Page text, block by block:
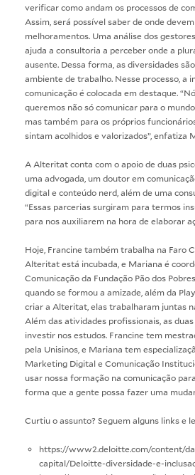
verificar como andam os processos de
Assim, será possível saber de onde
melhoramentos. Uma análise dos
ajuda a consultoria a perceber onde a
ausente. Dessa forma, as diversidades
ambiente de trabalho. Nesse processo, a
comunicação é colocada em destaque.
queremos não só comunicar para o
mas também para os próprios
sintam acolhidos e valorizados”, enfatiza
A Alteritat conta com o apoio de duas
uma advogada, um doutor em
digital e conteúdo nerd, além de uma
“Essas parcerias surgiram para termos
para nos auxiliarem na hora de elaborar
Hoje, Francine também trabalha na Faro
Alteritat está incubada, e Mariana é
Comunicação da Fundação Pão dos
quando se formou a amizade, além da
criar a Alteritat, elas trabalharam juntas
Além das atividades profissionais, as
investir nos estudos. Francine tem
pela Unisinos, e Mariana tem
Marketing Digital e Comunicação
usar nossa formação na comunicação
forma que a gente possa fazer uma
Curtiu o assunto? Seguem alguns links e
https://www2.deloitte.com/content/
capital/Deloitte-diversidade-e-